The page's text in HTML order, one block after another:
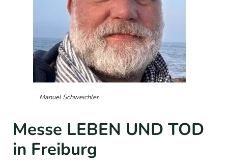
Manuel Schweichler
Messe LEBEN UND TOD
in Freiburg